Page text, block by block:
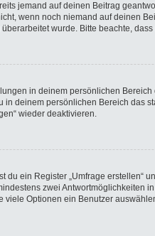
jemand auf deinen Beitrag
wenn noch niemand auf deinen
wurde. Bitte beachte,
in deinem persönlichen
deinem persönlichen Bereich
wieder deaktivieren.
ein Register „Umfrage
zwei
Optionen ein Benutzer